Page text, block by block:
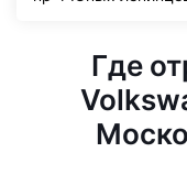
Где